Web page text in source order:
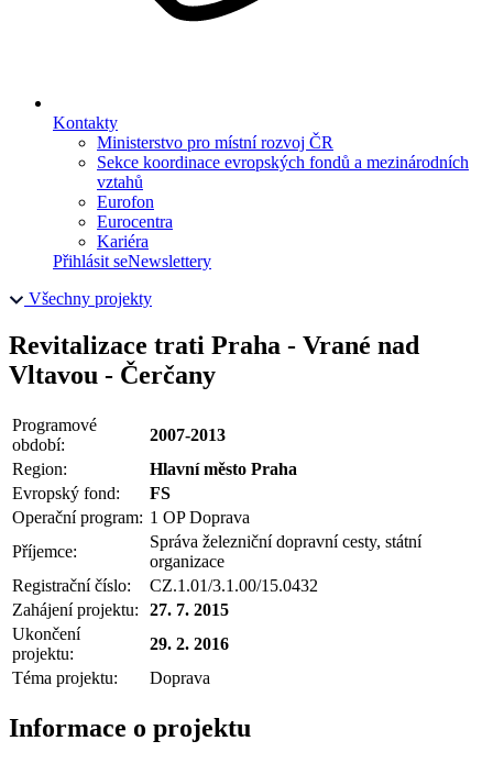
Kontakty
Ministerstvo pro místní rozvoj ČR
Sekce koordinace evropských fondů a mezinárodních
vztahů
Eurofon
Eurocentra
Kariéra
Přihlásit seNewslettery
Všechny projekty
Revitalizace trati Praha - Vrané nad
Vltavou - Čerčany
Programové
období:
2007-2013
Region:
Hlavní město Praha
Evropský fond:
FS
Operační program: 1 OP Doprava
Příjemce:
Správa železniční dopravní cesty, státní
organizace
Registrační číslo:
CZ.1.01/3.1.00/15.0432
Zahájení projektu:
27. 7. 2015
Ukončení
projektu:
29. 2. 2016
Téma projektu:
Doprava
Informace o projektu